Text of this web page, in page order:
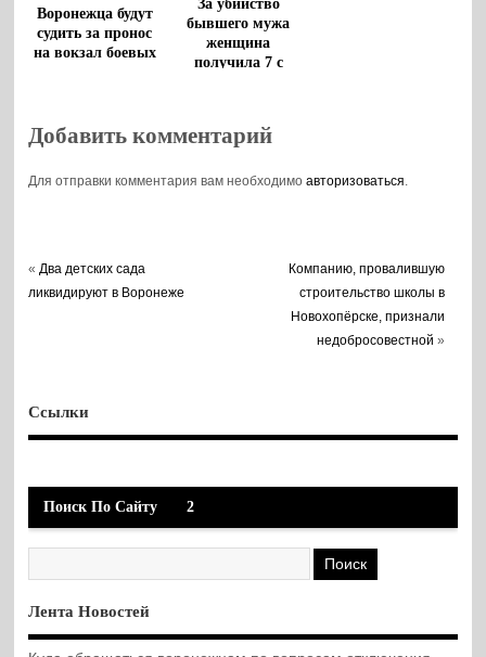
Воронежца будут
судить за пронос
на вокзал боевых
За убийство
бывшего мужа
женщина
получила 7 с
Добавить комментарий
Для отправки комментария вам необходимоавторизоваться
« Два детских сада
ликвидируют в Воронеже
Компанию, провалившую
строительство школы в
Новохопёрске, признали
недобросовестной »
Ссылки
Поиск По Сайту 2
Лента Новостей